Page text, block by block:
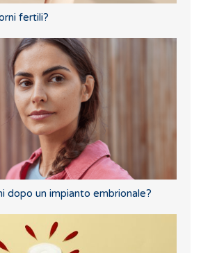
fertili?
dopo un impianto embrionale?